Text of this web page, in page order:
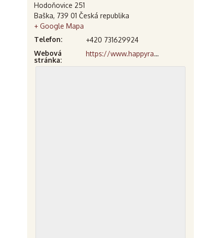
Hodoňovice 251
Baška, 739 01 Česká republika
+ Google Mapa
Telefon:
+420 731629924
Webová
stránka:
https://www.happyranch.cz